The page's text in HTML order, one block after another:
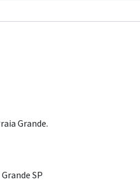
Grande.
SP